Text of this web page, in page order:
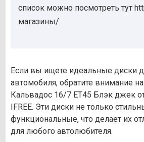
список можно посмотреть тут
магазины/
Если вы ищете идеальные диски
автомобиля, обратите внимание
Кальвадос 16/7 ET45 Блэк джек
IFREE. Эти диски не только
функциональные, что делает их
для любого автолюбителя.